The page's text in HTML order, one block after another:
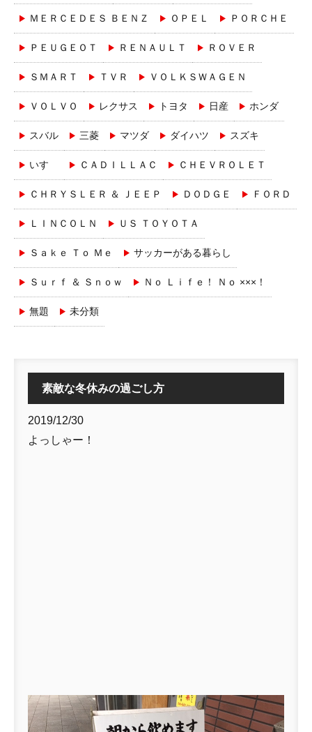
ＭＥＲＣＥＤＥＳ ＢＥＮＺ ＯＰＥＬ ＰＯＲＣＨＥ
ＰＥＵＧＥＯＴ ＲＥＮＡＵＬＴ ＲＯＶＥＲ
ＳＭＡＲＴ ＴＶＲ ＶＯＬＫＳＷＡＧＥＮ
ＶＯＬＶＯ レクサス トヨタ 日産 ホンダ
スバル 三菱 マツダ ダイハツ スズキ
いすゞ ＣＡＤＩＬＬＡＣ ＣＨＥＶＲＯＬＥＴ
ＣＨＲＹＳＬＥＲ ＆ ＪＥＥＰ ＤＯＤＧＥ ＦＯＲＤ
ＬＩＮＣＯＬＮ ＵＳ ＴＯＹＯＴＡ
Ｓａｋｅ Ｔｏ Ｍｅ サッカーがある暮らし
Ｓｕｒｆ ＆ Ｓｎｏｗ Ｎｏ Ｌｉｆｅ！ Ｎｏ ×××！
無題 未分類
素敵な冬休みの過ごし方
2019/12/30
よっしゃー！